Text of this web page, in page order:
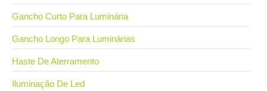
Gancho Curto Para Luminária
Gancho Longo Para Luminárias
Haste De Aterramento
Iluminação De Led